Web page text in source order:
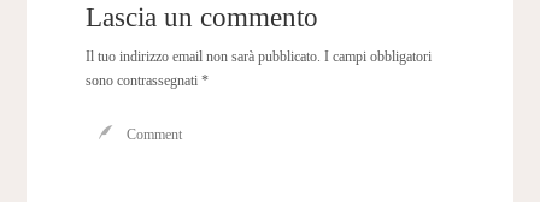
Lascia un commento
Il tuo indirizzo email non sarà pubblicato.
I campi obbligatori
sono contrassegnati *